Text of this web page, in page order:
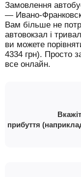
Замовлення
— Ивано-
Вам більше не
автовокзал і
ви можете
4334 грн). Просто
все онлайн.
прибуття